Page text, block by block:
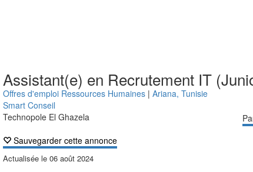
Assistant(e) en Recrutement IT
Offres d'emploi Ressources Humaines |Ariana, Tunisie
Smart Conseil
Technopole El Ghazela
Sauvegarder cette annonce
Actualisée le06 août 2024